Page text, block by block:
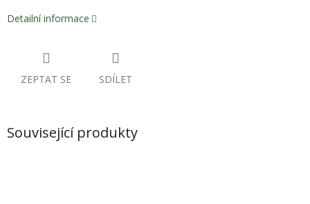
Detailní informace
ZEPTAT SE SDÍLET
Související produkty